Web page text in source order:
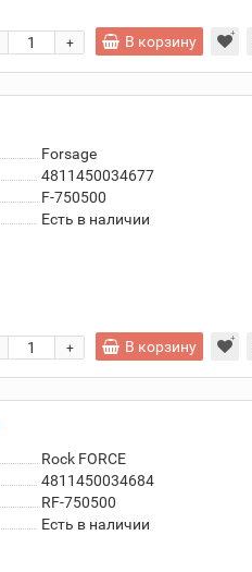
+ В корзину
Forsage
4811450034677
F-750500
Есть в наличии
+ В корзину
Rock FORCE
4811450034684
RF-750500
Есть в наличии